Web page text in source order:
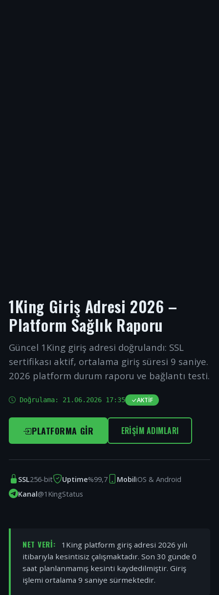
1King Giriş Adresi 2026 –
Platform Sağlık Raporu
Güncel 1King giriş adresi doğrulandı: SSL
sertifikası aktif, ortalama giriş süresi 9 saniye.
2026 platform durum raporu ve bağlantı testi.
Doğrulama: 21.06.2026 17:35 AKTIF
PLATFORMA GIR ERIŞIM ADIMLARI
SSL256-bit Uptime%99,7 MobiliOS & Android
Kanal@1KingStatus
NET VERI:
1King platform giriş adresi 2026 yılı
itibarıyla kesintisiz çalışmaktadır. Son 30 günde 0
saat planlanmamış kesinti kaydedilmiştir. Giriş
işlemi ortalama 9 saniye sürmektedir.